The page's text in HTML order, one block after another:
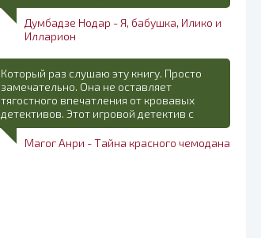
Думбадзе Нодар - Я, бабушка, Илико и
Илларион
Который раз слушаю эту книгу. Просто
замечательно. Она не оставляет
тягостного впечатления от кровавых
детективов. Этот игровой детектив с
Магог Анри - Тайна красного чемодана